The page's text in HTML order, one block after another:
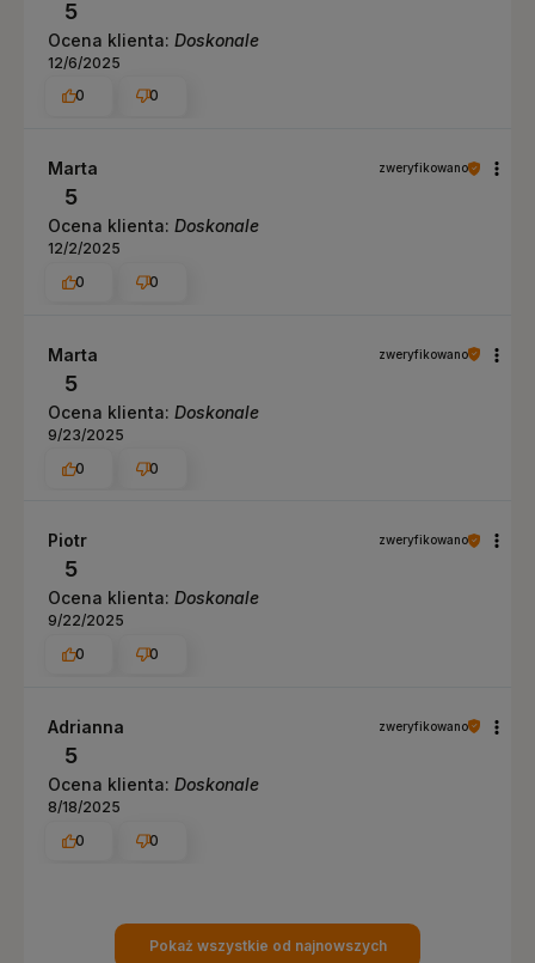
5
Ocena klienta: Doskonale
12/6/2025
0
0
Marta zweryfikowano
5
Ocena klienta: Doskonale
12/2/2025
0
0
Marta zweryfikowano
5
Ocena klienta: Doskonale
9/23/2025
0
0
Piotr zweryfikowano
5
Ocena klienta: Doskonale
9/22/2025
0
0
Adrianna zweryfikowano
5
Ocena klienta: Doskonale
8/18/2025
0
0
Pokaż wszystkie od najnowszych